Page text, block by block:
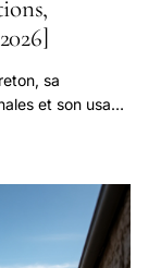
sa
et son usage